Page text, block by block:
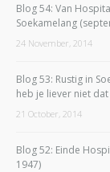
Blog 54: Van
Soekamelang
24 November, 2014
Blog 53: Rustig in
heb je liever niet
21 October, 2014
Blog 52: Einde
1947)